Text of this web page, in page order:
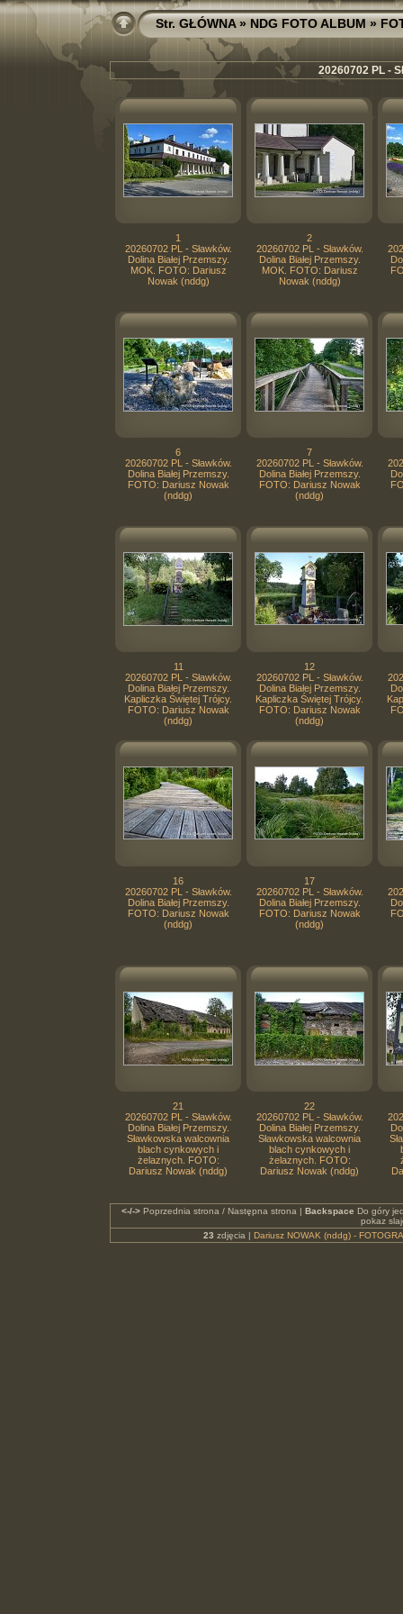
Str. GŁÓWNA»NDG FOTO ALBUM»
20260702 PL -
1
20260702 PL - Sławków.
Dolina Białej Przemszy.
MOK. FOTO: Dariusz
Nowak (nddg)
2
20260702 PL - Sławków.
Dolina Białej Przemszy.
MOK. FOTO: Dariusz
Nowak (nddg)
6
20260702 PL - Sławków.
Dolina Białej Przemszy.
FOTO: Dariusz Nowak
(nddg)
7
20260702 PL - Sławków.
Dolina Białej Przemszy.
FOTO: Dariusz Nowak
(nddg)
11
20260702 PL - Sławków.
Dolina Białej Przemszy.
Kapliczka Świętej Trójcy.
FOTO: Dariusz Nowak
(nddg)
12
20260702 PL - Sławków.
Dolina Białej Przemszy.
Kapliczka Świętej Trójcy.
FOTO: Dariusz Nowak
(nddg)
16
20260702 PL - Sławków.
Dolina Białej Przemszy.
FOTO: Dariusz Nowak
(nddg)
17
20260702 PL - Sławków.
Dolina Białej Przemszy.
FOTO: Dariusz Nowak
(nddg)
21
20260702 PL - Sławków.
Dolina Białej Przemszy.
Sławkowska walcownia
blach cynkowych i
żelaznych. FOTO:
Dariusz Nowak (nddg)
22
20260702 PL - Sławków.
Dolina Białej Przemszy.
Sławkowska walcownia
blach cynkowych i
żelaznych. FOTO:
Dariusz Nowak (nddg)
<-/->Poprzednia strona / Następna strona | Backspace Do góry
pokaz
23 zdjęcia | Dariusz NOWAK (nddg) -